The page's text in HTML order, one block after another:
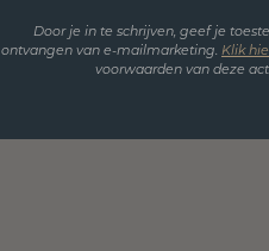
Door je in te schrijven, geef je
ontvangen van e-mailmarketing. Klik hie
voorwaarden van deze